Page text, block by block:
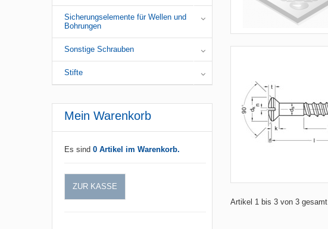
Artikel 1 bis 3 von 3 gesamt
Sicherungselemente für Wellen und
Bohrungen
Sonstige Schrauben
Stifte
Mein Warenkorb
Es sind 0 Artikel im Warenkorb.
ZUR KASSE